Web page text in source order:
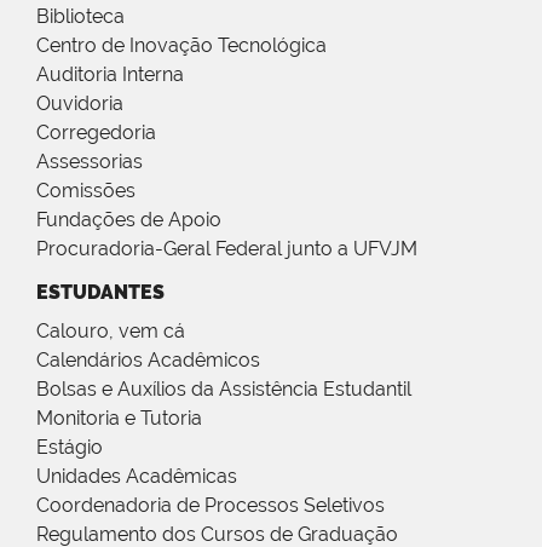
Biblioteca
Centro de Inovação Tecnológica
Auditoria Interna
Ouvidoria
Corregedoria
Assessorias
Comissões
Fundações de Apoio
Procuradoria-Geral Federal junto a UFVJM
ESTUDANTES
Calouro, vem cá
Calendários Acadêmicos
Bolsas e Auxílios da Assistência Estudantil
Monitoria e Tutoria
Estágio
Unidades Acadêmicas
Coordenadoria de Processos Seletivos
Regulamento dos Cursos de Graduação